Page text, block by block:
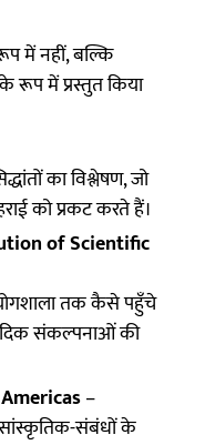
में नहीं, बल्कि
के रूप में प्रस्तुत किया
का विश्लेषण, जो
को प्रकट करते हैं।
of Scientific
तक कैसे पहुँचे
संकल्पनाओं की
–
सांस्कृतिक-संबंधों के